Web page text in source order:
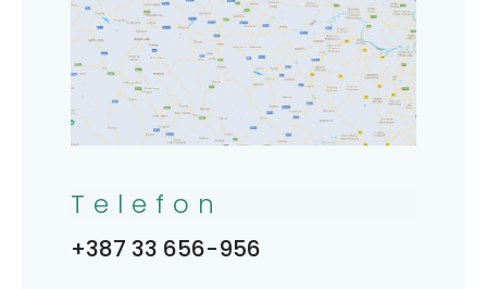
Telefon
+387 33 656-956